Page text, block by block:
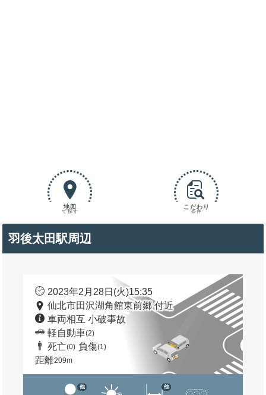
地図
で探す
こだわり
条件
羽後太田駅周辺
2023年2月28日(火)15:35
仙北市田沢湖角館東前郷 付近
車両相互 小破事故
軽自動車(2)
死亡(0) 負傷(1)
距離209m
他 他